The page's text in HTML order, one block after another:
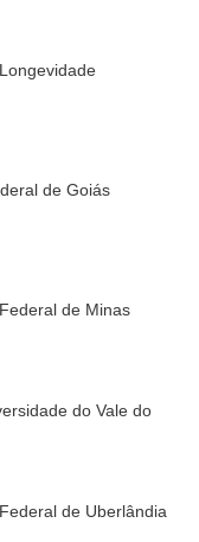
de Goiás
de Minas
do Vale do
de Uberlândia